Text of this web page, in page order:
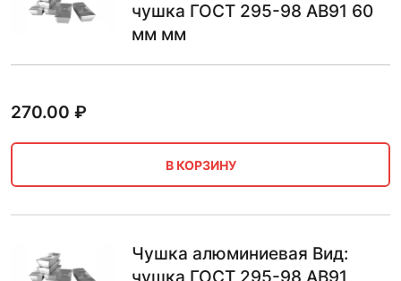
чушка ГОСТ 295-98 АВ91 60
мм мм
270.00 ₽
В КОРЗИНУ
Чушка алюминиевая Вид: